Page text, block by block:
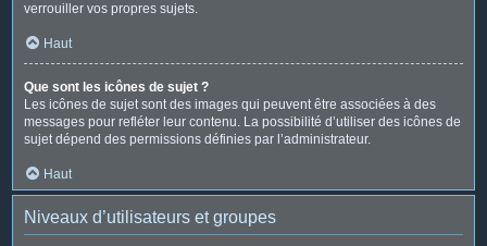
verrouiller vos propres sujets.
Haut
Que sont les icônes de sujet ?
Les icônes de sujet sont des images qui peuvent être associées à des
messages pour refléter leur contenu. La possibilité d’utiliser des icônes de
sujet dépend des permissions définies par l’administrateur.
Haut
Niveaux d’utilisateurs et groupes